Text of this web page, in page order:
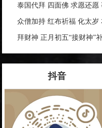
桃花 夫妻和合 财运事业
泰国代拜 四面佛 求愿还愿
气提升运气 避险挡灾
众僧加持 红布祈福 化太岁
功德 实名祈福 泰国佛牌
拜财神 正月初五“接财神”
鞭炮
抖音